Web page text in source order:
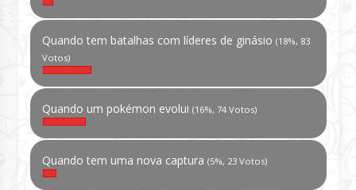
Quando tem batalhas com líderes de ginásio (18%, 83
Votos)
Quando um pokémon evolui (16%, 74 Votos)
Quando tem uma nova captura (5%, 23 Votos)